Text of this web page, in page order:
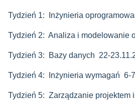
Tydzień 1: Inżynieria
Tydzień 2: Analiza i modelowanie
Tydzień 3: Bazy danych 22-
Tydzień 4: Inżynieria wymagań 6-
Tydzień 5: Zarządzanie projektem